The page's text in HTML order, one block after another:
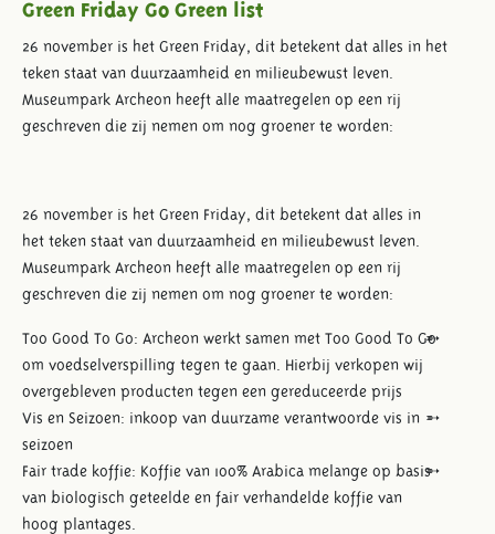
Green Friday Go Green list
26 november is het Green Friday, dit betekent dat alles in het
teken staat van duurzaamheid en milieubewust leven.
Museumpark Archeon heeft alle maatregelen op een rij
geschreven die zij nemen om nog groener te worden:
26 november is het Green Friday, dit betekent dat alles in
het teken staat van duurzaamheid en milieubewust leven.
Museumpark Archeon heeft alle maatregelen op een rij
geschreven die zij nemen om nog groener te worden:
Too Good To Go: Archeon werkt samen met Too Good To Go
om voedselverspilling tegen te gaan. Hierbij verkopen wij
overgebleven producten tegen een gereduceerde prijs
Vis en Seizoen: inkoop van duurzame verantwoorde vis in
seizoen
Fair trade koffie: Koffie van 100% Arabica melange op basis
van biologisch geteelde en fair verhandelde koffie van
hoog plantages.